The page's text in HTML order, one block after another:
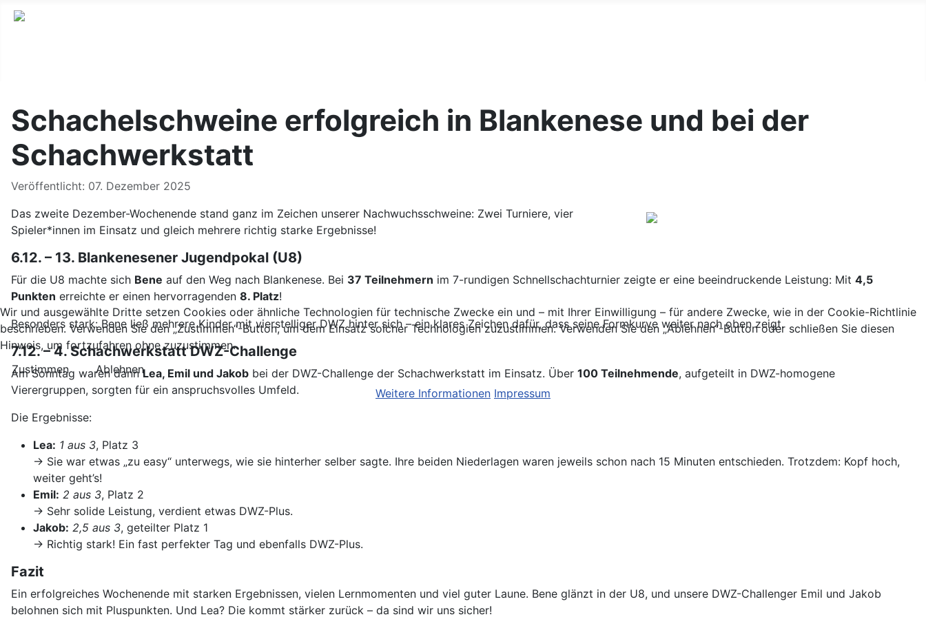
Schachelschweine erfolgreich in Blankenese und bei der
Schachwerkstatt
Details
Veröffentlicht: 07. Dezember 2025
Das zweite Dezember-Wochenende stand ganz im Zeichen unserer Nachwuchsschweine: Zwei Turniere, vier
Spieler*innen im Einsatz und gleich mehrere richtig starke Ergebnisse!
6.12. – 13. Blankenesener Jugendpokal (U8)
Für die U8 machte sich Bene auf den Weg nach Blankenese. Bei 37 Teilnehmern im 7-rundigen Schnellschachturnier zeigte er eine beeindruckende Leistung: Mit 4,5
Punkten erreichte er einen hervorragenden 8. Platz!
Besonders stark: Bene ließ mehrere Kinder mit vierstelliger DWZ hinter sich – ein klares Zeichen dafür, dass seine Formkurve weiter nach oben zeigt.
7.12. – 4. Schachwerkstatt DWZ-Challenge
Am Sonntag waren dannLea, Emil und Jakob bei der DWZ-Challenge der Schachwerkstatt im Einsatz. Über 100 Teilnehmende, aufgeteilt in DWZ-homogene
Vierergruppen, sorgten für ein anspruchsvolles Umfeld.
Die Ergebnisse:
Lea: 1 aus 3, Platz 3
→ Sie war etwas „zu easy“ unterwegs, wie sie hinterher selber sagte. Ihre beiden Niederlagen waren jeweils schon nach 15 Minuten entschieden. Trotzdem: Kopf hoch,
weiter geht’s!
Emil: 2 aus 3, Platz 2
→ Sehr solide Leistung, verdient etwas DWZ-Plus.
Jakob: 2,5 aus 3, geteilter Platz 1
→ Richtig stark! Ein fast perfekter Tag und ebenfalls DWZ-Plus.
Fazit
Ein erfolgreiches Wochenende mit starken Ergebnissen, vielen Lernmomenten und viel guter Laune. Bene glänzt in der U8, und unsere DWZ-Challenger Emil und Jakob
belohnen sich mit Pluspunkten. Und Lea? Die kommt stärker zurück – da sind wir uns sicher!
Wir und ausgewählte Dritte setzen Cookies oder ähnliche Technologien für technische Zwecke ein und – mit Ihrer Einwilligung – für andere Zwecke, wie in der Cookie-Richtlinie
beschrieben. Verwenden Sie den „Zustimmen“-Button, um dem Einsatz solcher Technologien zuzustimmen. Verwenden Sie den „Ablehnen“-Button oder schließen Sie diesen
Hinweis, um fortzufahren ohne zuzustimmen.
Zustimmen
Ablehnen
Weitere Informationen Impressum